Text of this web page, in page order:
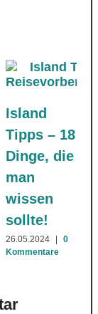
Island
Tipps – 18
Dinge, die
man
wissen
sollte!
26.05.2024
0
Kommentare